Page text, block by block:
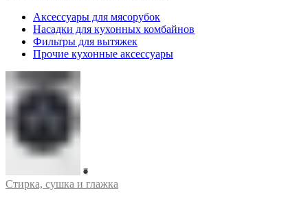
Аксессуары для мясорубок
Насадки для кухонных комбайнов
Фильтры для вытяжек
Прочие кухонные аксессуары
Стирка, сушка и глажка